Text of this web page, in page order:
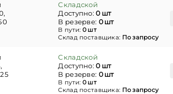
Складской
Доступно:0 шт
В резерве: 0 шт
В пути: 0 шт
Склад поставщика: По запросу
Складской
Доступно:0 шт
В резерве: 0 шт
В пути: 0 шт
Склад поставщика: По запросу